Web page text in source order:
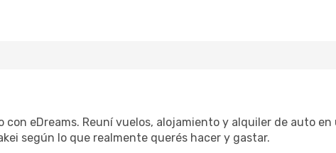
con eDreams. Reuní vuelos, alojamiento y alquiler de auto
según lo que realmente querés hacer y gastar.